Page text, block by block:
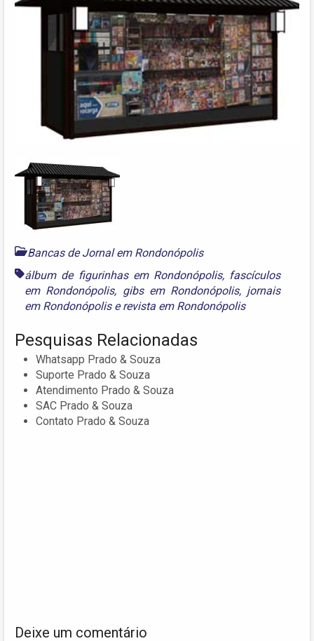
Bancas de Jornal em Rondonópolis
álbum de figurinhas em Rondonópolis, fascículos
em Rondonópolis, gibs em Rondonópolis, jornais
em Rondonópoliserevista em Rondonópolis
Pesquisas Relacionadas
Whatsapp Prado & Souza
Suporte Prado & Souza
Atendimento Prado & Souza
SAC Prado & Souza
Contato Prado & Souza
Deixe um comentário